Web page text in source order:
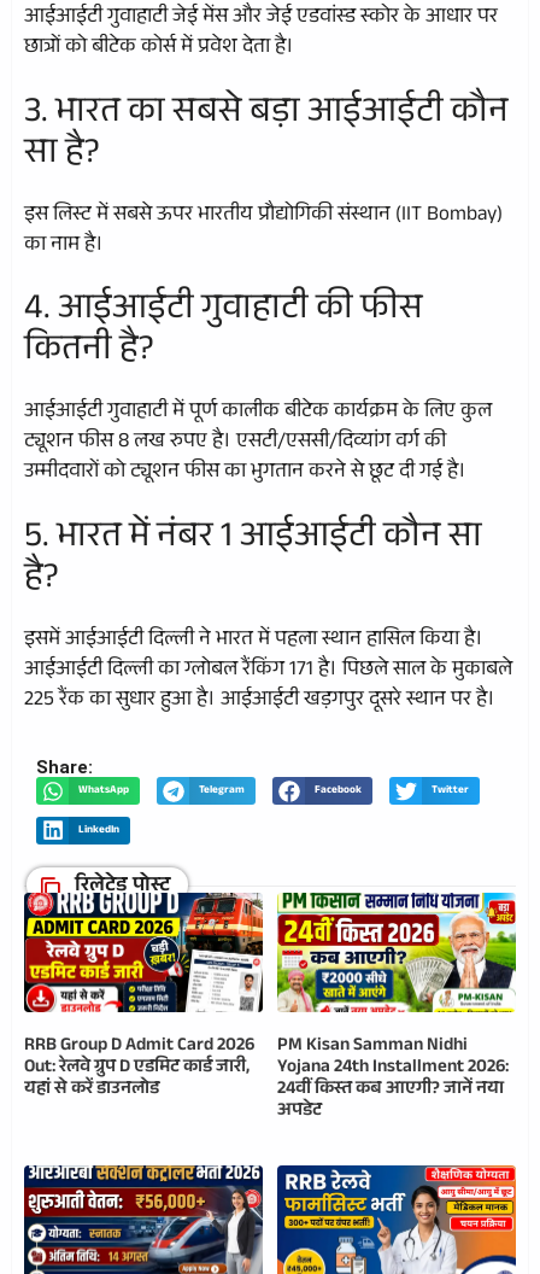
आईआईटी गुवाहाटी जेई मेंस और जेई एडवांस्ड स्कोर के आधार पर
छात्रों को बीटेक कोर्स में प्रवेश देता है।
3. भारत का सबसे बड़ा आईआईटी कौन
सा है?
इस लिस्ट में सबसे ऊपर भारतीय प्रौद्योगिकी संस्थान (IIT Bombay)
का नाम है।
4. आईआईटी गुवाहाटी की फीस
कितनी है?
आईआईटी गुवाहाटी में पूर्ण कालीक बीटेक कार्यक्रम के लिए कुल
ट्यूशन फीस 8 लख रुपए है। एसटी/एससी/दिव्यांग वर्ग की
उम्मीदवारों को ट्यूशन फीस का भुगतान करने से छूट दी गई है।
5. भारत में नंबर 1 आईआईटी कौन सा
है?
इसमें आईआईटी दिल्ली ने भारत में पहला स्थान हासिल किया है।
आईआईटी दिल्ली का ग्लोबल रैंकिंग 171 है। पिछले साल के मुकाबले
225 रैंक का सुधार हुआ है। आईआईटी खड़गपुर दूसरे स्थान पर है।
Share:
WhatsApp Telegram Facebook Twitter
LinkedIn
रिलेटेड पोस्ट
RRB Group D Admit Card 2026
Out: रेलवे ग्रुप D एडमिट कार्ड जारी,
यहां से करें डाउनलोड
PM Kisan Samman Nidhi
Yojana 24th Installment 2026:
24वीं किस्त कब आएगी? जानें नया
अपडेट